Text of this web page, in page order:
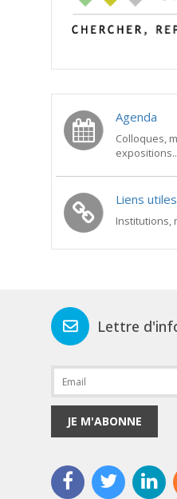
Agenda
Colloques,
Liens utiles
Institutions,
Lettre
JE M'ABONNE